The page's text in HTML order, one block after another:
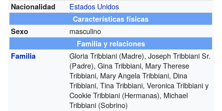
Nacionalidad Estados Unidos
Características físicas
Sexo
masculino
Familia y relaciones
Familia
Gloria Tribbiani (Madre), Joseph Tribbiani Sr.
(Padre), Gina Tribbiani, Mary Therese
Tribbiani, Mary Angela Tribbiani, Dina
Tribbiani, Tina Tribbiani, Veronica Tribbiani y
Cookie Tribbiani (Hermanas), Michael
Tribbiani (Sobrino)